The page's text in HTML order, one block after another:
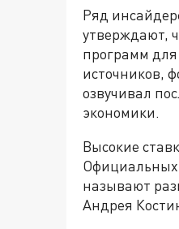
Ряд
утверждают,
программ для
источников,
озвучивал
экономики.
Высокие
Официальных
называют
Андрея